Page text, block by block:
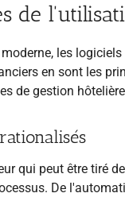
de
les
en sont les
de gestion
qui peut être tiré
De